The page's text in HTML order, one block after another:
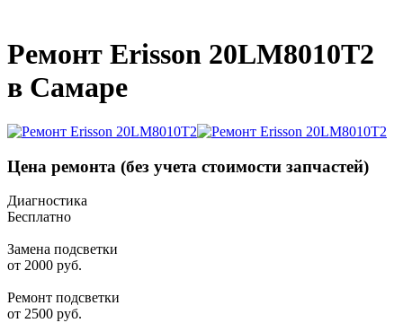
Ремонт Erisson 20LM8010T2
в Самаре
Цена ремонта (без учета стоимости запчастей)
Диагностика
Бесплатно
Замена подсветки
от 2000 руб.
Ремонт подсветки
от 2500 руб.